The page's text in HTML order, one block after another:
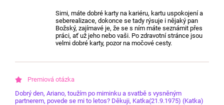
Simi, máte dobré karty na kariéru, kartu uspokojení a
seberealizace, dokonce se tady rýsuje i nějaký pan
Božský, zajímavé je, že se s ním máte seznámit přes
práci, ať už jeho nebo vaši. Po zdravotní stránce jsou
velmi dobré karty, pozor na močové cesty.
Dobrý den, Ariano, toužím po miminku a svatbě s vysněným
partnerem, povede se mi to letos? Děkuji, Katka(21.9.1975) (Katka)